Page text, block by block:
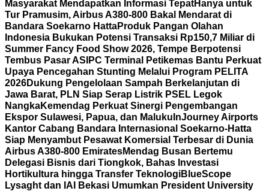
Masyarakat Mendapatkan Informasi TepatHanya untuk
Tur Pramusim, Airbus A380-800 Bakal Mendarat di
Bandara Soekarno HattaProduk Pangan Olahan
Indonesia Bukukan Potensi Transaksi Rp150,7 Miliar di
Summer Fancy Food Show 2026, Tempe Berpotensi
Tembus Pasar AS IPC Terminal Petikemas Bantu Perkuat
Upaya Pencegahan Stunting Melalui Program PELITA
2026Dukung Pengelolaan Sampah Berkelanjutan di
Jawa Barat, PLN Siap Serap Listrik PSEL Legok
NangkaKemendag Perkuat Sinergi Pengembangan
Ekspor Sulawesi, Papua, dan Maluku InJourney Airports
Kantor Cabang Bandara Internasional Soekarno-Hatta
Siap Menyambut Pesawat Komersial Terbesar di Dunia
Airbus A380-800 EmiratesMendag Busan Bertemu
Delegasi Bisnis dari Tiongkok, Bahas Investasi
Hortikultura hingga Transfer TeknologiBlueScope
Lysaght dan IAI Bekasi Umumkan President University